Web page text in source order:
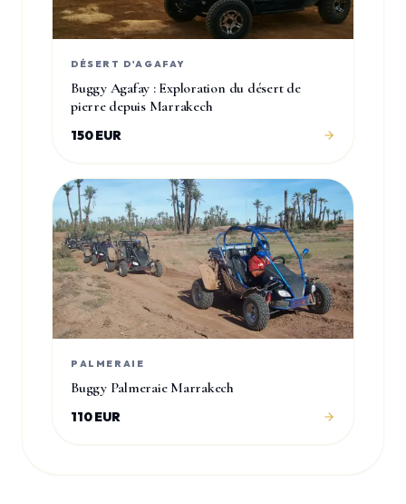
DÉSERT D'AGAFAY
Buggy Agafay : Exploration du désert de
pierre depuis Marrakech
150 EUR
PALMERAIE
Buggy Palmeraie Marrakech
110 EUR